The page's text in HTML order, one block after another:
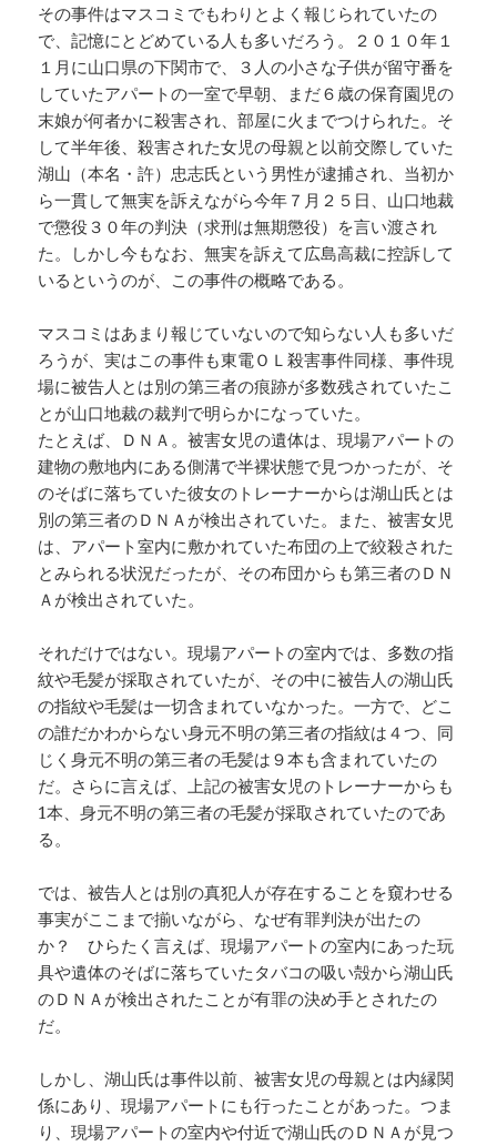
その事件はマスコミでもわりとよく報じられていたの
で、記憶にとどめている人も多いだろう。２０１０年１
１月に山口県の下関市で、３人の小さな子供が留守番を
していたアパートの一室で早朝、まだ６歳の保育園児の
末娘が何者かに殺害され、部屋に火までつけられた。そ
して半年後、殺害された女児の母親と以前交際していた
湖山（本名・許）忠志氏という男性が逮捕され、当初か
ら一貫して無実を訴えながら今年７月２５日、山口地裁
で懲役３０年の判決（求刑は無期懲役）を言い渡され
た。しかし今もなお、無実を訴えて広島高裁に控訴して
いるというのが、この事件の概略である。
マスコミはあまり報じていないので知らない人も多いだ
ろうが、実はこの事件も東電ＯＬ殺害事件同様、事件現
場に被告人とは別の第三者の痕跡が多数残されていたこ
とが山口地裁の裁判で明らかになっていた。
たとえば、ＤＮＡ。被害女児の遺体は、現場アパートの
建物の敷地内にある側溝で半裸状態で見つかったが、そ
のそばに落ちていた彼女のトレーナーからは湖山氏とは
別の第三者のＤＮＡが検出されていた。また、被害女児
は、アパート室内に敷かれていた布団の上で絞殺された
とみられる状況だったが、その布団からも第三者のＤＮ
Ａが検出されていた。
それだけではない。現場アパートの室内では、多数の指
紋や毛髪が採取されていたが、その中に被告人の湖山氏
の指紋や毛髪は一切含まれていなかった。一方で、どこ
の誰だかわからない身元不明の第三者の指紋は４つ、同
じく身元不明の第三者の毛髪は９本も含まれていたの
だ。さらに言えば、上記の被害女児のトレーナーからも
1本、身元不明の第三者の毛髪が採取されていたのであ
る。
では、被告人とは別の真犯人が存在することを窺わせる
事実がここまで揃いながら、なぜ有罪判決が出たの
か？ ひらたく言えば、現場アパートの室内にあった玩
具や遺体のそばに落ちていたタバコの吸い殻から湖山氏
のＤＮＡが検出されたことが有罪の決め手とされたの
だ。
しかし、湖山氏は事件以前、被害女児の母親とは内縁関
係にあり、現場アパートにも行ったことがあった。つま
り、現場アパートの室内や付近で湖山氏のＤＮＡが見つ